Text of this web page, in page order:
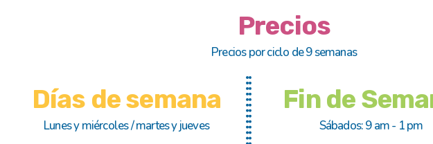
Precios
Precios por ciclo de 9 semanas
Días de semana
Lunes y miércoles / martes y jueves
Fin de
Sábados: 9 am - 1 pm